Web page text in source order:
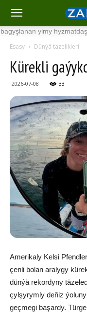
ylmy hyzmatdaşlyk ·
Esasy Dünýä täzelikleri
Kürekli
2026-07-08 33
Amerikaly Kelsi
çenli bolan aralygy
dünýä rekordyny
çylşyrymly deňiz
geçmegi başardy.